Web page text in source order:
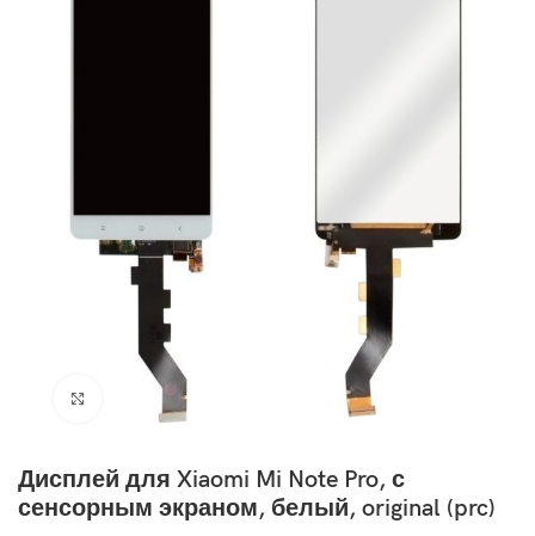
Нажмите, чтобы увеличить
Дисплей для Xiaomi Mi Note Pro, с
сенсорным экраном, белый, original (prc)